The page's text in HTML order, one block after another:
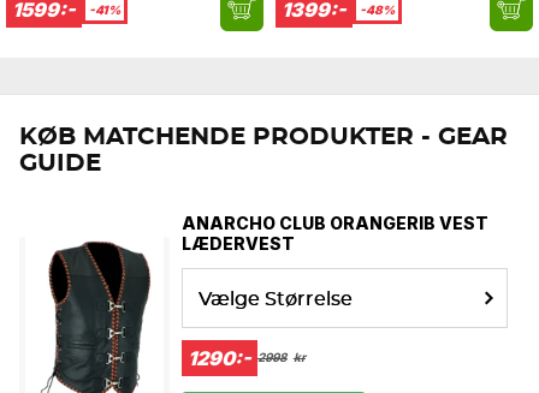
XXL
63-64 cm
1599:- -41% 1399:- -48%
KØB MATCHENDE PRODUKTER - GEAR
GUIDE
ANARCHO CLUB ORANGERIB VEST
LÆDERVEST
Vælge Størrelse
1290:- 2998 kr